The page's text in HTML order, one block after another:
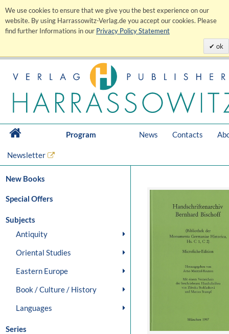
We use cookies to ensure that we give you the best experience on our
website. By using Harrassowitz-Verlag.de you accept our cookies. Please
find further Informations in our Privacy Policy Statement
ok
Program News Contacts
Newsletter
New Books
Special Offers
Subjects
Antiquity
Oriental Studies
Eastern Europe
Book / Culture / History
Languages
Series